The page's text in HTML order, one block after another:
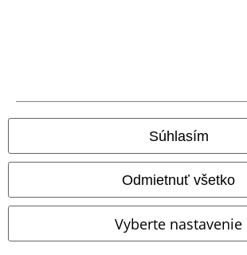
Súhlasím
Odmietnuť všetko
Vyberte nastavenie
Podmienky
Imprint
Ochrana osobných údajov
Likvidácia odpadu a ochrana životného prostredia